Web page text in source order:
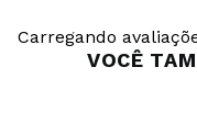
Carregando
VOCÊ